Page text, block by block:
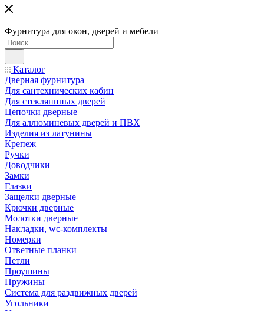
Фурнитура для окон, дверей и мебели
Каталог
Дверная фурнитура
Для сантехнических кабин
Для стекляннных дверей
Цепочки дверные
Для аллюминевых дверей и ПВХ
Изделия из латунины
Крепеж
Ручки
Доводчики
Замки
Глазки
Защелки дверные
Крючки дверные
Молотки дверные
Накладки, wc-комплекты
Номерки
Ответные планки
Петли
Проушины
Пружины
Система для раздвижных дверей
Угольники